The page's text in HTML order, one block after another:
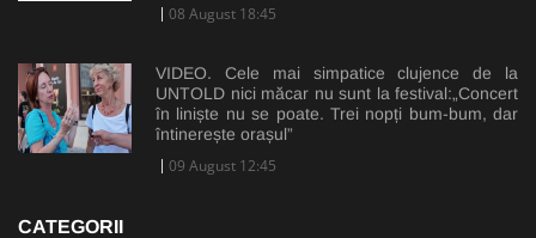
08 August 18:45
VIDEO. Cele mai simpatice clujence de la
UNTOLD nici măcar nu sunt la festival:„Concert
în liniște nu se poate. Trei nopți bum-bum, dar
întinerește orașul”
09 August 12:45
CATEGORII